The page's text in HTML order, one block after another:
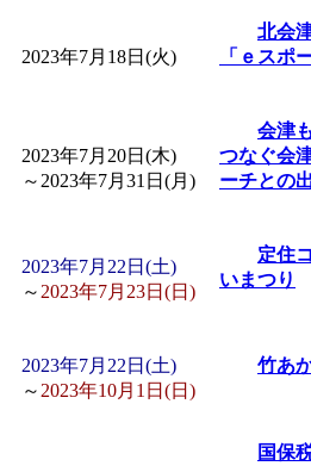
de 健康づ
2023年7月18日(火)
北会
「ｅスポ
2023年7月20日(木)
～ 2023年7月31日(月)
会津
つなぐ会
ーチとの
2023年7月22日(土)
～ 2023年7月23日(日)
定住
いまつり
2023年7月22日(土)
～ 2023年10月1日(日)
竹あ
国保